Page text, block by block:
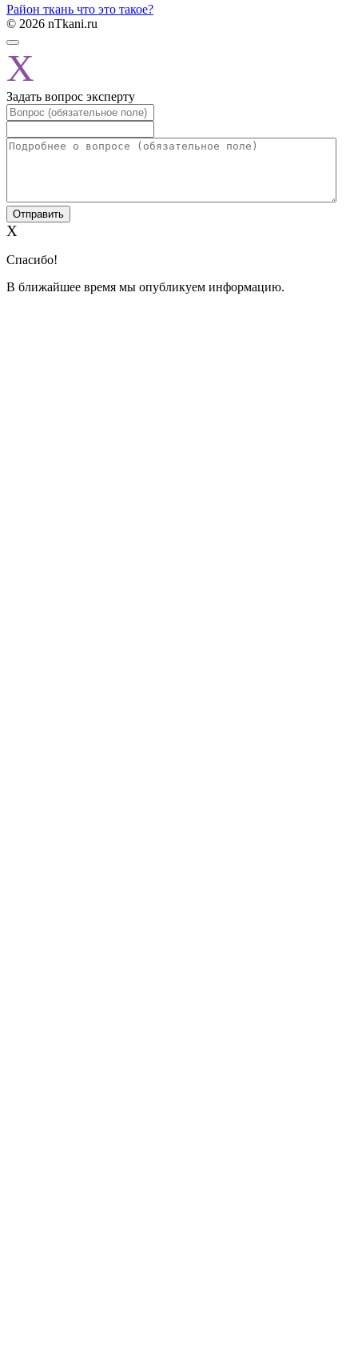
Район ткань что это такое?
© 2026 nTkani.ru
X
Задать вопрос эксперту
X
Спасибо!
В ближайшее время мы опубликуем информацию.